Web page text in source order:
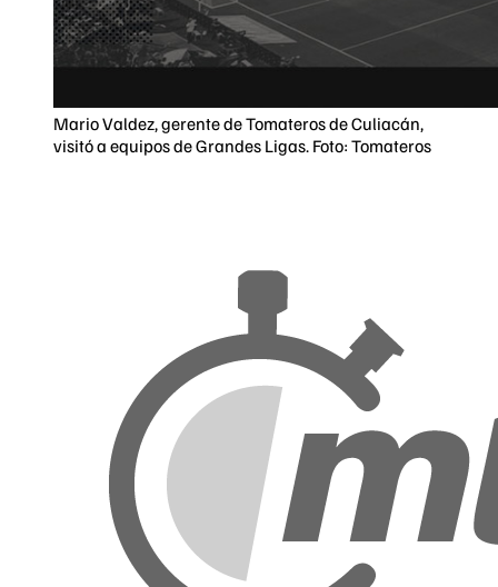
Mario Valdez, gerente de Tomateros de Culiacán,
visitó a equipos de Grandes Ligas. Foto: Tomateros